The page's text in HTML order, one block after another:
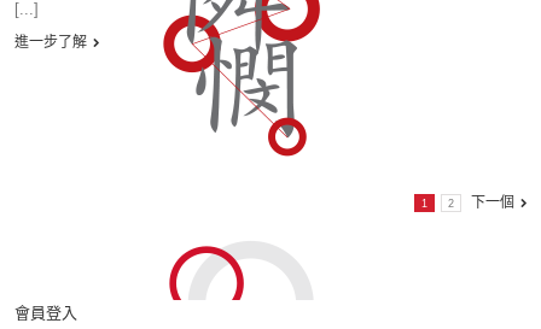
[...]
進一步了解
1 2 下一個
會員登入